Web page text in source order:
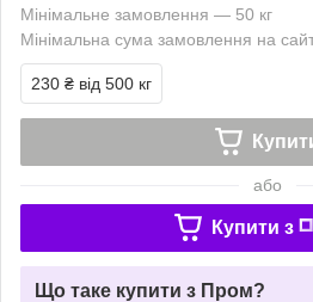
Мінімальне замовлення — 50 кг
Мінімальна сума замовлення на
230 ₴ від 500 кг
або
Купити з
Що таке купити з Пром?